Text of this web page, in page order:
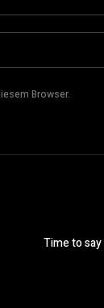
Browser.
Time to